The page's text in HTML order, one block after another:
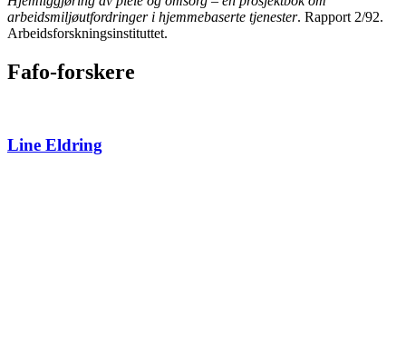
arbeidsmiljøutfordringer i hjemmebaserte tjenester. Rapport 2/92.
Arbeidsforskningsinstituttet.
Fafo-forskere
Line Eldring